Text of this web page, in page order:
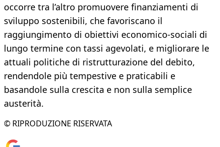
occorre tra l’altro promuovere finanziamenti di
sviluppo sostenibili, che favoriscano il
raggiungimento di obiettivi economico-sociali di
lungo termine con tassi agevolati, e migliorare le
attuali politiche di ristrutturazione del debito,
rendendole più tempestive e praticabili e
basandole sulla crescita e non sulla semplice
austerità.
© RIPRODUZIONE RISERVATA